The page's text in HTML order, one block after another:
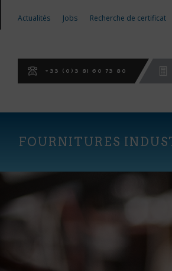
Actualités Jobs Recherche de certificat
+33 (0)3 81 60 73 80
FOURNITURES